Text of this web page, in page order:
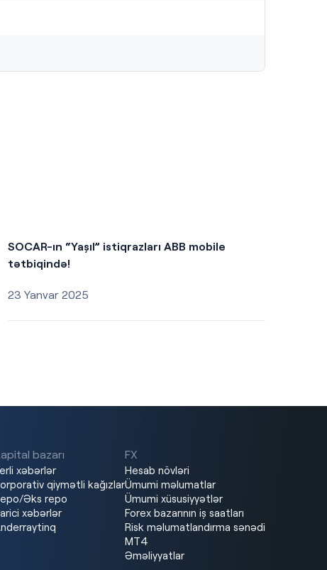
SOCAR-ın “Yaşıl” istiqrazları ABB mobile
tətbiqində!
23 Yanvar 2025
bazarı
xəbərlər
qiymətli kağızlar
Əks repo
xəbərlər
FX
Hesab növləri
Ümumi məlumatlar
Ümumi xüsusiyyətlər
Forex bazarının iş saatları
Risk məlumatlandırma sənədi
MT4
Əməliyyatlar